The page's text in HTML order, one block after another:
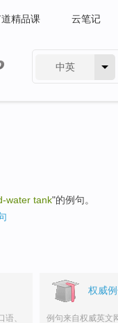
精品课 云笔记
中英
water tank"的例句。
、
权威
例句来自权威英文